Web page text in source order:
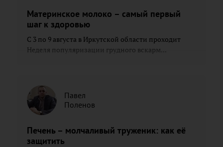
Материнское молоко – самый первый
шаг к здоровью
С 3 по 9 августа в Иркутской области проходит
Неделя популяризации грудного вскарм...
Павел
Поленов
Печень – молчаливый труженик: как её
защитить